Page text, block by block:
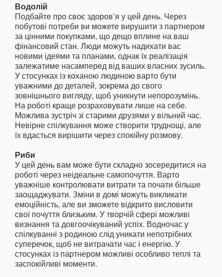
Водолій
Подбайте про своє здоров’я у цей день. Через
побутові потреби ви можете вирушити з партнером
за цінними покупками, що дещо вплине на ваш
фінансовий стан. Люди можуть надихати вас
новими ідеями та планами, однак їх реалізація
залежатиме насамперед від ваших власних зусиль.
У стосунках із коханою людиною варто бути
уважними до деталей, зокрема до свого
зовнішнього вигляду, щоб уникнути непорозумінь.
На роботі краще розраховувати лише на себе.
Можлива зустріч зі старими друзями у вільний час.
Невірне спілкування може створити труднощі, але
їх вдасться вирішити через спокійну розмову.
Риби
У цей день вам може бути складно зосередитися на
роботі через неідеальне самопочуття. Варто
уважніше контролювати витрати та почати більше
заощаджувати. Зміни в домі можуть викликати
емоційність, але ви зможете відкрито висловити
свої почуття близьким. У творчій сфері можливі
визнання та довгоочікуваний успіх. Водночас у
спілкуванні з родиною слід уникати непотрібних
суперечок, щоб не витрачати час і енергію. У
стосунках із партнером можливі особливо теплі та
заспокійливі моменти.